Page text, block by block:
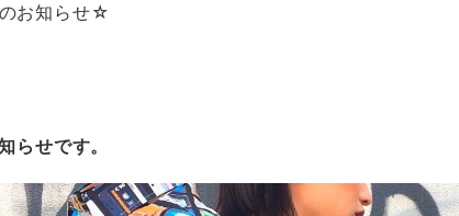
お知らせ☆
らせです。